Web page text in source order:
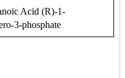
Acid (R)-1-
3-phosphate